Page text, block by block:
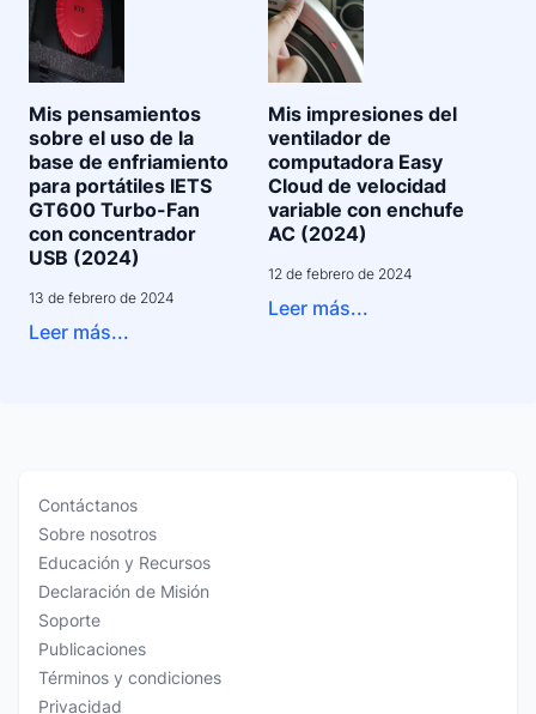
Mis pensamientos
sobre el uso de la
base de enfriamiento
para portátiles IETS
GT600 Turbo-Fan
con concentrador
USB (2024)
13 de febrero de 2024
Leer más...
Mis impresiones del
ventilador de
computadora Easy
Cloud de velocidad
variable con enchufe
AC (2024)
12 de febrero de 2024
Leer más...
Contáctanos
Sobre nosotros
Educación y Recursos
Declaración de Misión
Soporte
Publicaciones
Términos y condiciones
Privacidad